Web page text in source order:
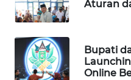
Aturan
Bupati
Online
NET
PLN